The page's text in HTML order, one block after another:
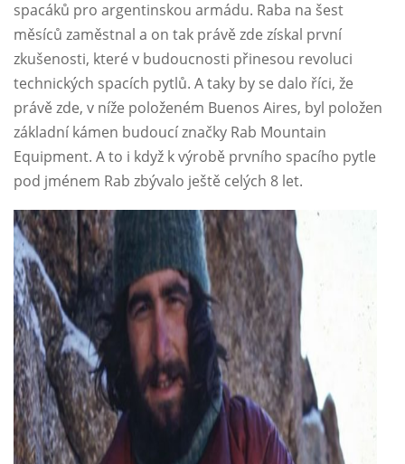
spacáků pro argentinskou armádu. Raba na šest
měsíců zaměstnal a on tak právě zde získal první
zkušenosti, které v budoucnosti přinesou revoluci
technických spacích pytlů. A taky by se dalo říci, že
právě zde, v níže položeném Buenos Aires, byl položen
základní kámen budoucí značky Rab Mountain
Equipment. A to i když k výrobě prvního spacího pytle
pod jménem Rab zbývalo ještě celých 8 let.